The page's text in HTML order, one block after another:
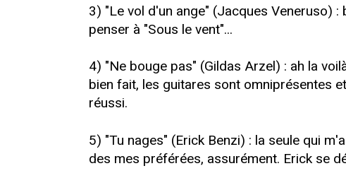
3) "Le vol d'un ange" (Jacques Veneruso)
penser à "Sous le vent"...
4) "Ne bouge pas" (Gildas Arzel) : ah la
bien fait, les guitares sont omniprésentes
réussi.
5) "Tu nages" (Erick Benzi) : la seule qui
des mes préférées, assurément. Erick se